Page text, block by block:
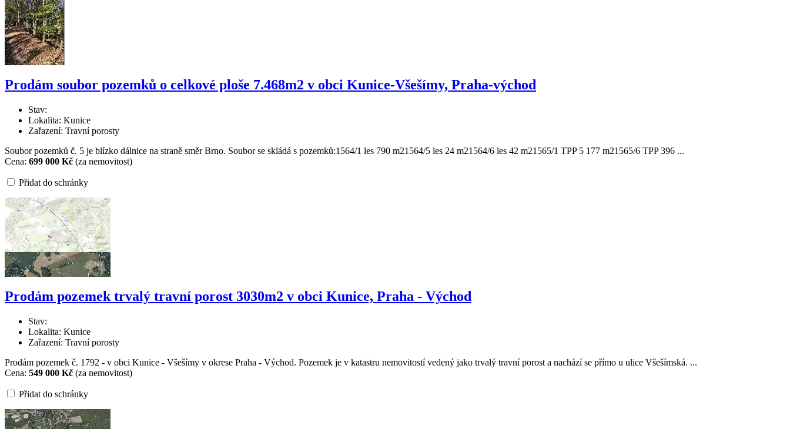
Prodám soubor pozemků o celkové ploše 7.468m2 v obci Kunice-Všešímy, Praha-východ
Stav:
Lokalita: Kunice
Zařazení: Travní porosty
Soubor pozemků č. 5 je blízko dálnice na straně směr Brno. Soubor se skládá s pozemků:1564/1 les 790 m21564/5 les 24 m21564/6 les 42 m21565/1 TPP 5 177 m21565/6 TPP 396 ...
Cena: 699 000 Kč (za nemovitost)
Přidat do schránky
Prodám pozemek trvalý travní porost 3030m2 v obci Kunice, Praha - Východ
Stav:
Lokalita: Kunice
Zařazení: Travní porosty
Prodám pozemek č. 1792 - v obci Kunice - Všešímy v okrese Praha - Východ. Pozemek je v katastru nemovitostí vedený jako trvalý travní porost a nachází se přímo u ulice Všešímská. ...
Cena: 549 000 Kč (za nemovitost)
Přidat do schránky